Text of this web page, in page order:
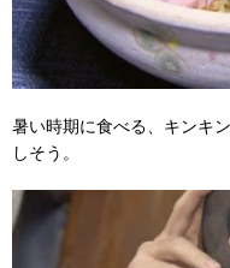
暑い時期に食べる、キンキ
しそう。